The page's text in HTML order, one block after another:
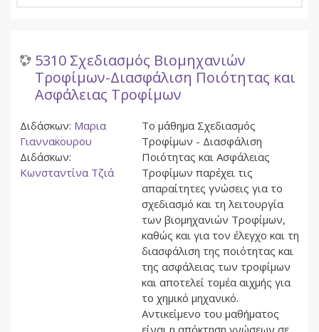
5310 Σχεδιασμός Βιομηχανιών
Τροφίμων-Διασφάλιση Ποιότητας και
Ασφάλειας Τροφίμων
Το μάθημα Σχεδιασμός
Τροφίμων - Διασφάλιση
Ποιότητας και Ασφάλειας
Τροφίμων παρέχει τις
απαραίτητες γνώσεις για το
σχεδιασμό και τη λειτουργία
των βιομηχανιών Τροφίμων,
καθώς και για τον έλεγχο και τη
διασφάλιση της ποιότητας και
της ασφάλειας των τροφίμων
και αποτελεί τομέα αιχμής για
το χημικό μηχανικό.
Αντικείμενο του μαθήματος
είναι η απόκτηση γνώσεων σε
Διδάσκων: Μαρια
Γιαννακουρου
Διδάσκων:
Κωνσταντίνα Τζιά